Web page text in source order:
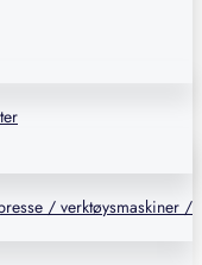
/ verktøysmaskiner /